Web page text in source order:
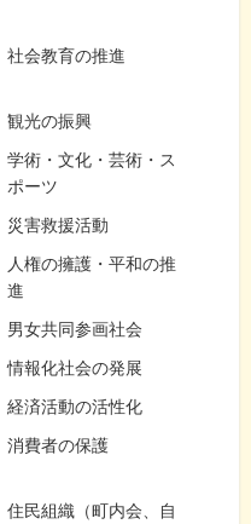
社会教育の推進
観光の振興
学術・文化・芸術・ス
ポーツ
災害救援活動
人権の擁護・平和の推
進
男女共同参画社会
情報化社会の発展
経済活動の活性化
消費者の保護
住民組織（町内会、自